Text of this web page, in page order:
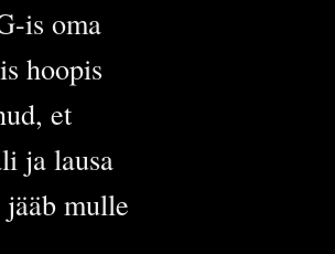
is oma
hoopis
et
ja lausa
mulle